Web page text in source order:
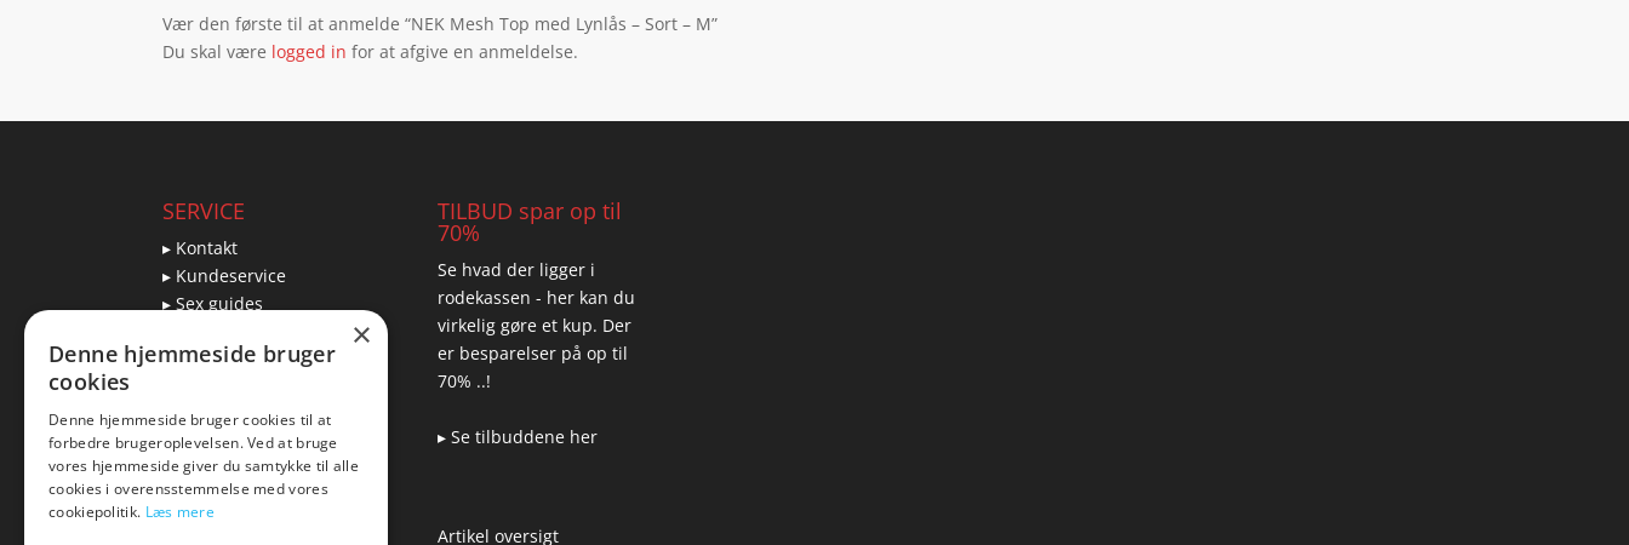
Vær den første til at anmelde “NEK Mesh Top med Lynlås – Sort – M”
Du skal være logged in for at afgive en anmeldelse.
SERVICE
▸ Kontakt
▸ Kundeservice
▸ Sex guides
▸ Returnering
Blog
Pris, kvalitet & sexlegetøj
– hvordan hænger det
TILBUD spar op til
70%
Se hvad der ligger i
rodekassen - her kan du
virkelig gøre et kup. Der
er besparelser på op til
70% ..!
▸ Se tilbuddene her
Artikel oversigt
×
Denne hjemmeside bruger
cookies
Denne hjemmeside bruger cookies til at
forbedre brugeroplevelsen. Ved at bruge
vores hjemmeside giver du samtykke til alle
cookies i overensstemmelse med vores
cookiepolitik. Læs mere